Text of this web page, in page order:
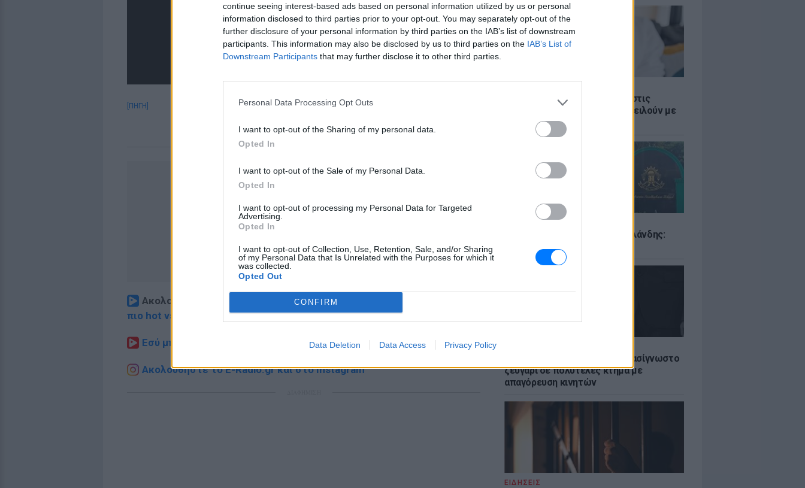
continue seeing interest-based ads based on personal information utilized by us or personal
information disclosed to third parties prior to your opt-out. You may separately opt-out of the
further disclosure of your personal information by third parties on the IAB’s list of downstream
participants. This information may also be disclosed by us to third parties on the IAB’s List of
Downstream Participants that may further disclose it to other third parties.
Personal Data Processing Opt Outs
I want to opt-out of the Sharing of my personal data.
Opted In
I want to opt-out of the Sale of my Personal Data.
Opted In
I want to opt-out of processing my Personal Data for Targeted
Advertising.
Opted In
I want to opt-out of Collection, Use, Retention, Sale, and/or Sharing
of my Personal Data that Is Unrelated with the Purposes for which it
was collected.
Opted Out
CONFIRM
Data Deletion Data Access Privacy Policy
Γονικές παροχές: Οι παγίδες στις
μεταφορές χρημάτων που απειλούν με
ΕΙΔΗΣΕΙΣ
Μακελειό σε σχολείο της Ταϊλάνδης:
Μαθητής άνοιξε πυρ
Μυστική γαμήλια γιορτή για πασίγνωστο
ζευγάρι σε πολυτελές κτήμα με
απαγόρευση κινητών
ΕΙΔΗΣΕΙΣ
[ΠΗΓΗ]
Ακολουθήστε το E-Radio.gr στοGoogle News
πιο hot νέα
Εσύ μπήκες στο E-Daily.gr; Τα νέα της ημέρας και ότι σου κάνει κλικ!
Ακολουθήστε το E-Radio.gr και στο Instagram